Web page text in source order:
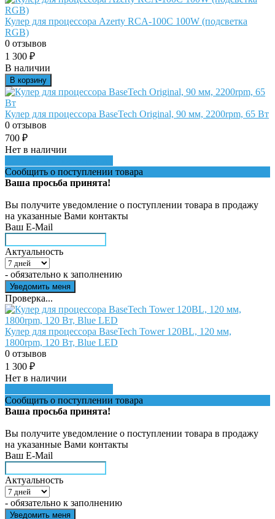
Кулер для процессора Azerty RCA-100C 100W (подсветка
RGB)
0 отзывов
1 300 ₽
В наличии
В корзину
Кулер для процессора BaseTech Original, 90 мм, 2200rpm, 65 Вт
0 отзывов
700 ₽
Нет в наличии
Сообщить о поступлении товара
Ваша просьба принята!
Вы получите уведомление о поступлении товара в продажу
на указанные Вами контакты
Ваш E-Mail
Актуальность
- обязательно к заполнению
Проверка...
Кулер для процессора BaseTech Tower 120BL, 120 мм,
1800rpm, 120 Вт, Blue LED
0 отзывов
1 300 ₽
Нет в наличии
Сообщить о поступлении товара
Ваша просьба принята!
Вы получите уведомление о поступлении товара в продажу
на указанные Вами контакты
Ваш E-Mail
Актуальность
- обязательно к заполнению